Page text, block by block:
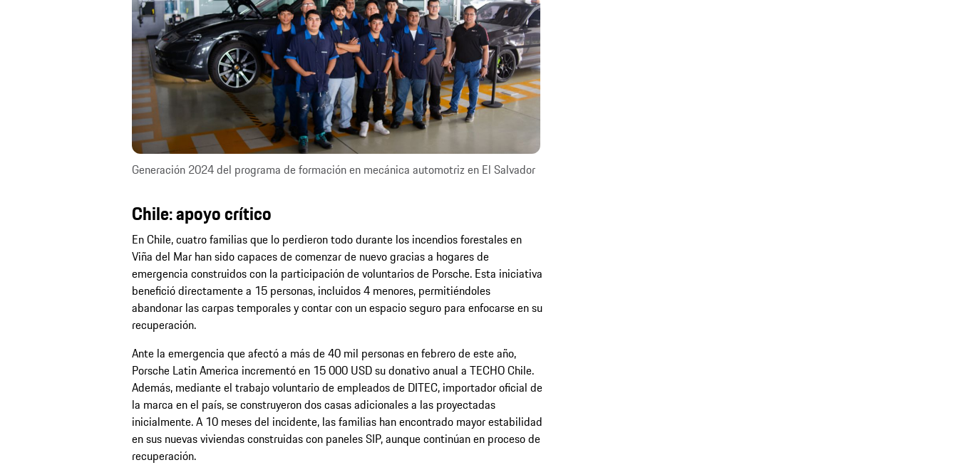
Generación 2024 del programa de formación en mecánica automotriz en El Salvador
Chile: apoyo crítico
En Chile, cuatro familias que lo perdieron todo durante los incendios forestales en
Viña del Mar han sido capaces de comenzar de nuevo gracias a hogares de
emergencia construidos con la participación de voluntarios de Porsche. Esta iniciativa
benefició directamente a 15 personas, incluidos 4 menores, permitiéndoles
abandonar las carpas temporales y contar con un espacio seguro para enfocarse en su
recuperación.
Ante la emergencia que afectó a más de 40 mil personas en febrero de este año,
Porsche Latin America incrementó en 15 000 USD su donativo anual a TECHO Chile.
Además, mediante el trabajo voluntario de empleados de DITEC, importador oficial de
la marca en el país, se construyeron dos casas adicionales a las proyectadas
inicialmente. A 10 meses del incidente, las familias han encontrado mayor estabilidad
en sus nuevas viviendas construidas con paneles SIP, aunque continúan en proceso de
recuperación.